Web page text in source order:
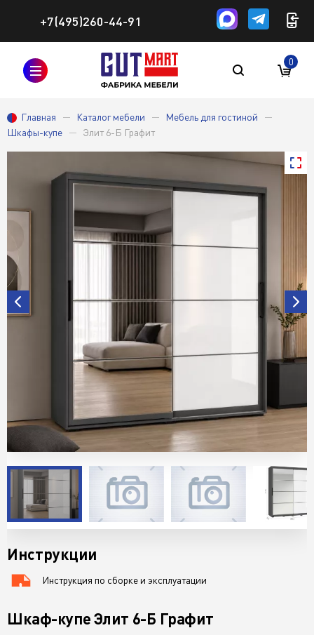
+7(495)260-44-91
0
Главная Каталог мебели
Мебель для гостиной
Шкафы-купе
Элит 6-Б Графит
Инструкции
Инструкция по сборке и эксплуатации
Шкаф-купе Элит 6-Б Графит